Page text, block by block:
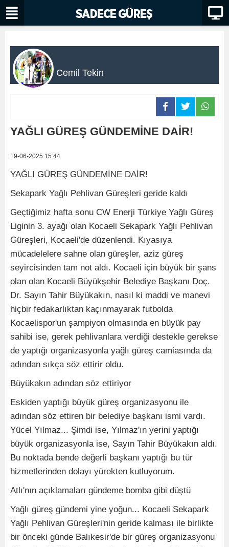
Cemil Tekin
YAĞLI GÜREŞ GÜNDEMİNE DAİR!
19-06-2025 15:44
YAĞLI GÜREŞ GÜNDEMİNE DAİR!
Sekapark Yağlı Pehlivan Güreşleri geride kaldı
Geçtiğimiz hafta sonu CW Enerji Türkiye Yağlı Güreş
Liginin 3. ayağı olan Kocaeli Sekapark Yağlı Pehlivan
Güreşleri, Kocaeli'de düzenlendi. Kıyasıya
mücadelelere sahne olan güreşler, aziz güreş
seyircisinden tam not aldı. Kocaeli için büyük bir şans
olan olan Kocaeli Büyükşehir Belediye Başkanı Doç.
Dr. Sayın Tahir Büyükakın, nasıl ki maddi ve manevi
hiçbir fedakarlıktan kaçınmayarak futbolda
Kocaelispor'un şampiyon olmasında en büyük pay
sahibi ise, gerek pehlivanlara verdiği destekle gerekse
de yaptığı organizasyonla yağlı güreş camiasında da
adından sıkça söz ettirir oldu.
Büyükakın adından söz ettiriyor
Eskiden yaptığı büyük güreş organizasyonu ile
adından söz ettiren bir belediye başkanı ismi vardı.
Yücel Yılmaz... Şimdi ise, Yılmaz'ın yerini yaptığı
büyük organizasyonla ise, Sayın Tahir Büyükakın aldı.
Bu noktada bende değerli başkanı yaptığı bu tür
hizmetlerinden dolayı yürekten kutluyorum.
Atlı'nın açıklamaları gündeme bomba gibi düştü
Yağlı güreş gündemi yine yoğun... Kocaeli Sekapark
Yağlı Pehlivan Güreşleri'nin geride kalması ile birlikte
bir önceki günde Balıkesir'de bir güreş organizasyonu